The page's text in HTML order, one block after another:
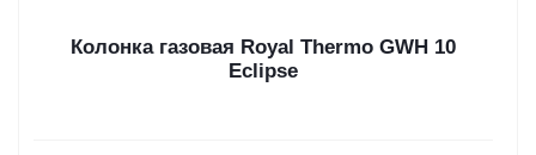
Колонка газовая Royal Thermo GWH 10
Eclipse